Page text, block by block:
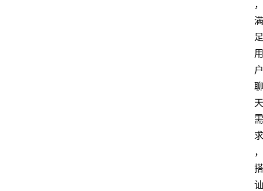
，
满
足
用
户
聊
天
需
求
，
搭
讪